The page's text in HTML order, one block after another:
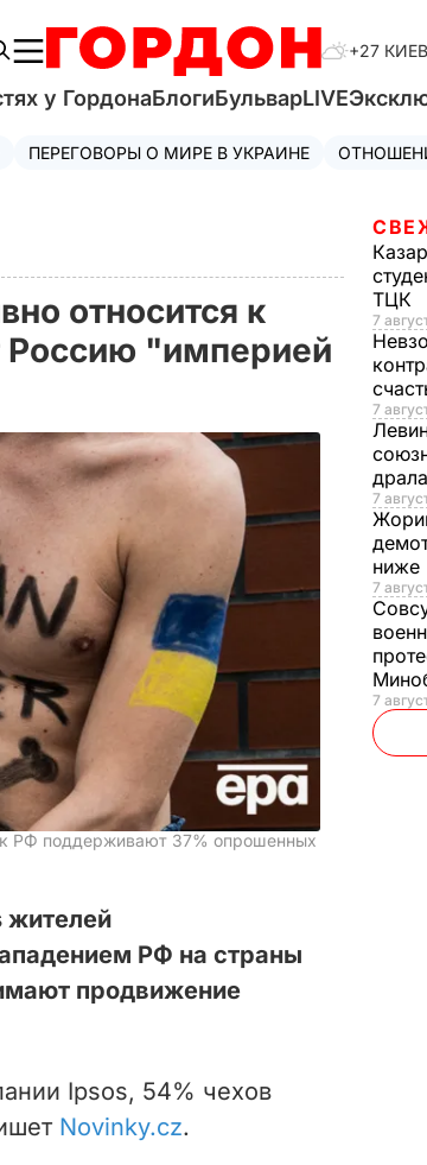
+27 КИЕВ
у ГордонаБлогиБульварLIVE
ПЕРЕГОВОРЫ О МИРЕ В УКРАИНЕ
относится к
Россию "империей
РФ поддерживают 37% опрошенных
жителей
РФ на страны
продвижение
Ipsos, 54% чехов
Novinky.cz.
ТЦК
7
7
7
ниже
7
7